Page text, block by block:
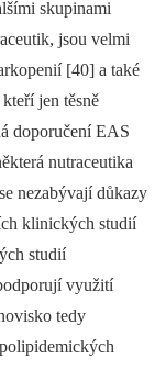
skupinami
jsou velmi
[40] a také
jen těsně
doporučení EAS
nutraceutika
nezabývají důkazy
klinických studií
studií
využití
tedy